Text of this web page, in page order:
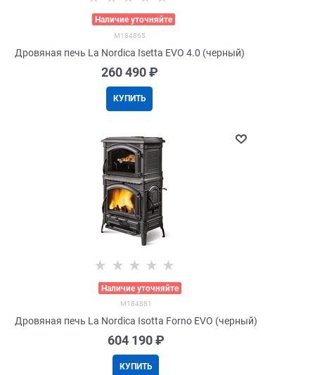
Наличие уточняйте
M184865
Дровяная печь La Nordica Isetta EVO 4.0 (черный)
260 490 ₽
КУПИТЬ
Наличие уточняйте
M184881
Дровяная печь La Nordica Isotta Forno EVO (черный)
604 190 ₽
КУПИТЬ